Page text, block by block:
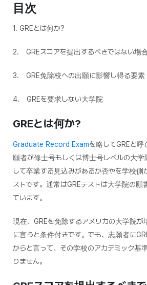
目次
1. GREとは何か?
2. GREスコアを提出するべきではない場
3. GRE免除校への出願に影響し得る要素
4. GREを要求しない大学院
GREとは何か?
Graduate Record Examを略してGREと呼
願者が修士号もしくは博士号レベルの大
して卒業する見込みがあるか否やを学校側
ストです。通常はGREテストは大学院の願
ています。
現在、GREを免除するアメリカの大学院が
に言うと条件付きです。でも、志願者に
からと言って、その学校のアカデミック基
りません。